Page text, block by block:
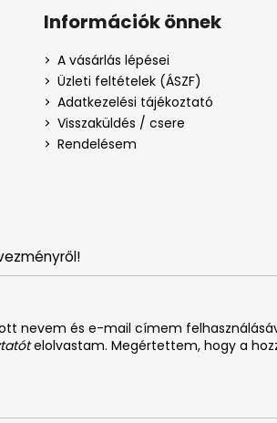
nevem és e-mail címem
elolvastam. Megértettem, hogy a
Információk önnek
A vásárlás lépései
Üzleti feltételek (ÁSZF)
Adatkezelési tájékoztató
Visszaküldés / csere
Rendelésem